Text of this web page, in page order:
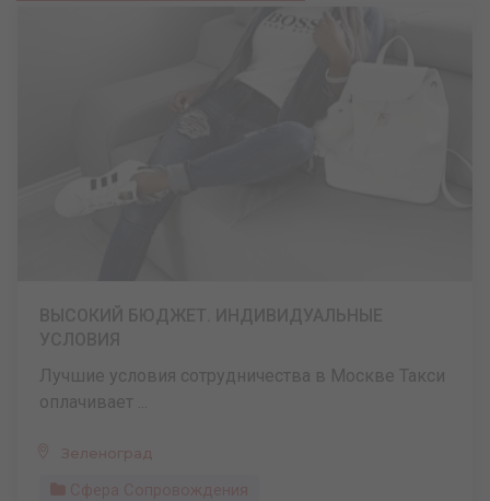
Лучшие условия сотрудничества в Москве Такси
оплачивает ...
Зеленоград
Сфера Сопровождения